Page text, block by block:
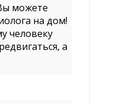
можете
на дом!
человеку
а